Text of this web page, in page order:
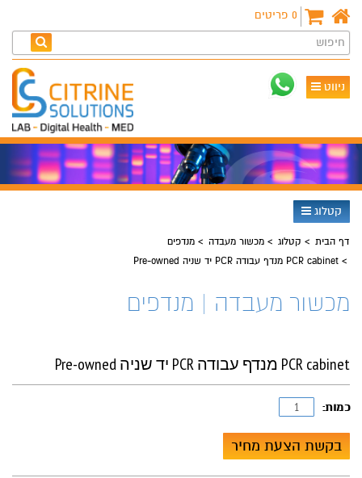
0 פריטים
חיפוש
ניווט
קטלוג
דף הבית קטלוג מכשור מעבדה
מנדפים
PCR cabinet מנדף עבודה PCR יד שניה Pre-owned
מכשור מעבדה | מנדפים
PCR cabinet מנדף עבודה PCR יד שניה Pre-owned
כמות:
בקשת הצעת מחיר